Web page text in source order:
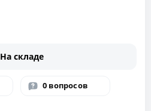
На складе
0 вопросов